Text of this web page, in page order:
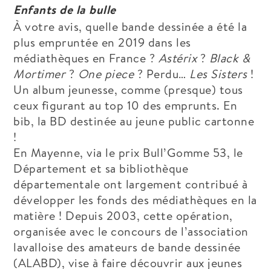
Enfants de la bulle
À votre avis, quelle bande dessinée a été la
plus empruntée en 2019 dans les
médiathèques en France ? Astérix? Black &
Mortimer? One piece? Perdu… Les Sisters!
Un album jeunesse, comme (presque) tous
ceux figurant au top 10 des emprunts. En
bib, la BD destinée au jeune public cartonne
!
En Mayenne, via le prix Bull’Gomme 53, le
Département et sa bibliothèque
départementale ont largement contribué à
développer les fonds des médiathèques en la
matière ! Depuis 2003, cette opération,
organisée avec le concours de l’association
lavalloise des amateurs de bande dessinée
(ALABD), vise à faire découvrir aux jeunes